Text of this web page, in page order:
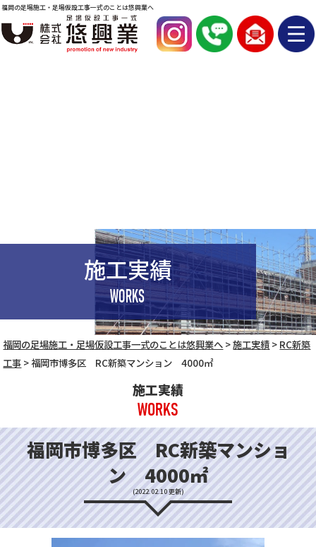
福岡の足場施工・足場仮設工事一式のことは悠興業へ
施工実績
WORKS
福岡の足場施工・足場仮設工事一式のことは悠興業へ >施工実績 > RC新築
工事 >福岡市博多区 RC新築マンション 4000㎡
施工実績
WORKS
福岡市博多区 RC新築マンショ
ン 4000㎡
(2022.02.10 更新)